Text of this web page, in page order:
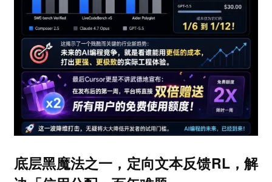
底层黑魔法之一，定向文本反馈RL，解